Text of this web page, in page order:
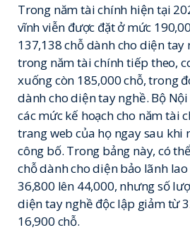
Trong năm tài chính hiện tại
vĩnh viễn được đặt ở mức
137,138 chỗ dành cho diện tay
trong năm tài chính tiếp theo,
xuống còn 185,000 chỗ, trong
dành cho diện tay nghề. Bộ
các mức kế hoạch cho năm tài
trang web của họ ngay sau khi
công bố. Trong bảng này, có
chỗ dành cho diện bảo lãnh
36,800 lên 44,000, nhưng số
diện tay nghề độc lập giảm từ
16,900 chỗ.